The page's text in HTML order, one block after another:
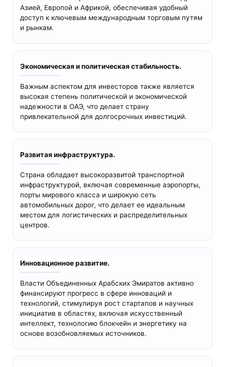
Азией, Европой и Африкой, обеспечивая удобный
доступ к ключевым международным торговым путям
и рынкам.
Экономическая и политическая стабильность.
Важным аспектом для инвесторов также является
высокая степень политической и экономической
надежности в ОАЭ, что делает страну
привлекательной для долгосрочных инвестиций.
Развитая инфраструктура.
Страна обладает высокоразвитой транспортной
инфраструктурой, включая современные аэропорты,
порты мирового класса и широкую сеть
автомобильных дорог, что делает ее идеальным
местом для логистических и распределительных
центров.
Инновационное развитие.
Власти Объединенных Арабских Эмиратов активно
финансируют прогресс в сфере инноваций и
технологий, стимулируя рост стартапов и научных
инициатив в областях, включая искусственный
интеллект, технологию блокчейн и энергетику на
основе возобновляемых источников.